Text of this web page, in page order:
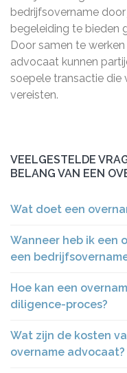
bedrijfsovername
begeleiding te bieden
Door samen te
advocaat kunnen
soepele transactie
vereisten.
VEELGESTELDE
BELANG VAN EEN
Wat doet een
Wanneer heb ik een
een
Hoe kan een
diligence-proces?
Wat zijn de kosten
overname advocaat?